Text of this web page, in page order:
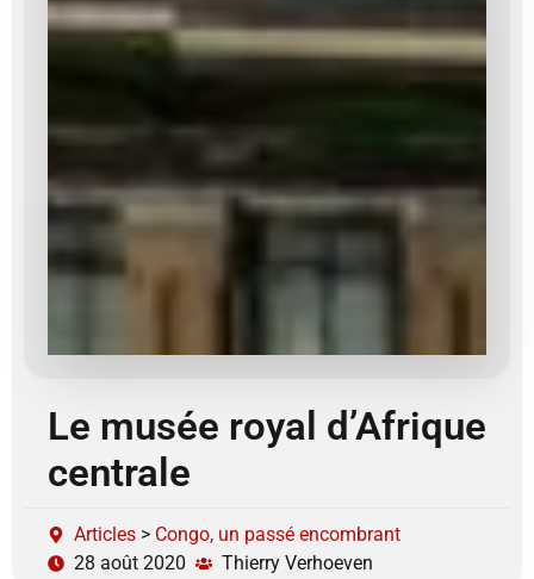
Le musée royal d’Afrique
centrale
Articles > Congo, un passé encombrant
28 août 2020
Thierry Verhoeven